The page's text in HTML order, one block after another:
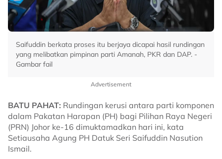
Saifuddin berkata proses itu berjaya dicapai hasil rundingan
yang melibatkan pimpinan parti Amanah, PKR dan DAP. -
Gambar fail
Advertisement
BATU PAHAT: Rundingan kerusi antara parti komponen
dalam Pakatan Harapan (PH) bagi Pilihan Raya Negeri
(PRN) Johor ke-16 dimuktamadkan hari ini, kata
Setiausaha Agung PH Datuk Seri Saifuddin Nasution
Ismail.